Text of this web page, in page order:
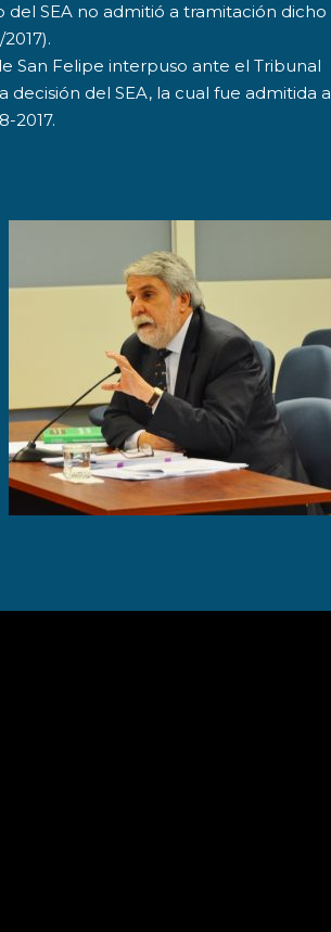
del SEA no admitió a tramitación dicho
San Felipe interpuso ante el Tribunal
del SEA, la cual fue admitida a
2017.